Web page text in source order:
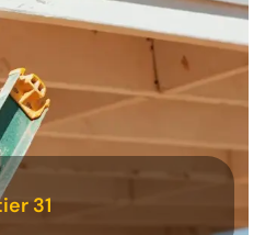
31